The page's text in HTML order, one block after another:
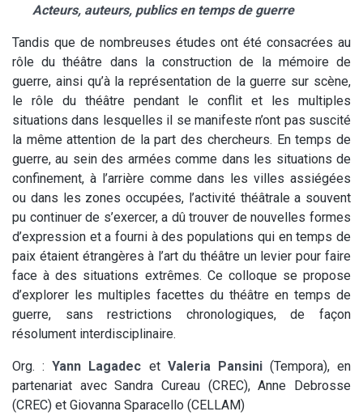
Acteurs, auteurs, publics en temps de guerre
Tandis que de nombreuses études ont été consacrées au
rôle du théâtre dans la construction de la mémoire de
guerre, ainsi qu’à la représentation de la guerre sur scène,
le rôle du théâtre pendant le conflit et les multiples
situations dans lesquelles il se manifeste n’ont pas suscité
la même attention de la part des chercheurs. En temps de
guerre, au sein des armées comme dans les situations de
confinement, à l’arrière comme dans les villes assiégées
ou dans les zones occupées, l’activité théâtrale a souvent
pu continuer de s’exercer, a dû trouver de nouvelles formes
d’expression et a fourni à des populations qui en temps de
paix étaient étrangères à l’art du théâtre un levier pour faire
face à des situations extrêmes. Ce colloque se propose
d’explorer les multiples facettes du théâtre en temps de
guerre, sans restrictions chronologiques, de façon
résolument interdisciplinaire.
Org. :Yann Lagadec et Valeria Pansini (Tempora), en
partenariat avec Sandra Cureau (CREC), Anne Debrosse
(CREC) et Giovanna Sparacello (CELLAM)